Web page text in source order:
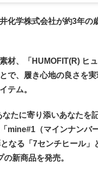
化学株式会社が約3年の
材、「HUMOFIT(R) ヒュ
で、履き心地の良さを
テム。
たに寄り添いあなたを
mine#1（マインナンバ
なる「7センチヒール」
新商品を発売。